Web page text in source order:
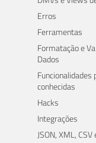
Erros
Ferramentas
Formatação e
Dados
Funcionalidades
conhecidas
Hacks
Integrações
JSON, XML, CSV